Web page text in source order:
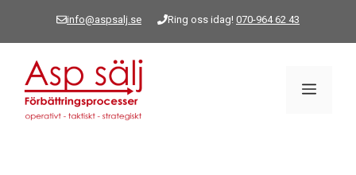
info@aspsalj.se Ring oss idag! 070-964 62 43
Meny